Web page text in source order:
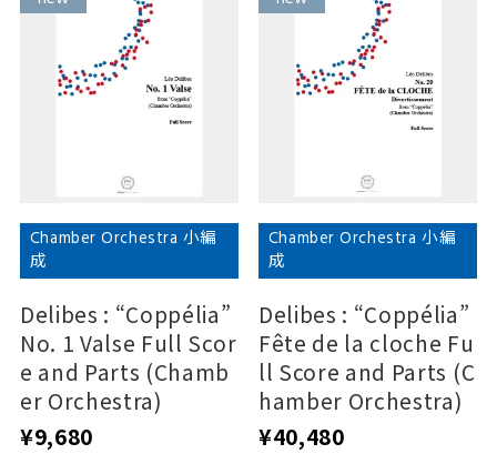
Chamber Orchestra 小編
成
Delibes : “Coppélia”
No. 1 Valse Full Scor
e and Parts (Chamb
er Orchestra)
¥9,680
Chamber Orchestra 小編
成
Delibes : “Coppélia”
Fête de la cloche Fu
ll Score and Parts (C
hamber Orchestra)
¥40,480